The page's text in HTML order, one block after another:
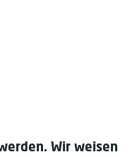
Wir weisen